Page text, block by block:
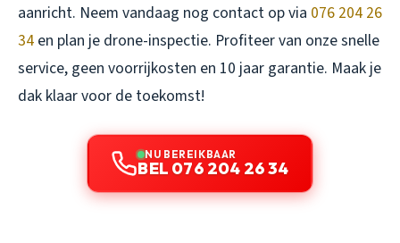
aanricht. Neem vandaag nog contact op via 076 204 26
34 en plan je drone-inspectie. Profiteer van onze snelle
service, geen voorrijkosten en 10 jaar garantie. Maak je
dak klaar voor de toekomst!
NU BEREIKBAAR
BEL 076 204 26 34